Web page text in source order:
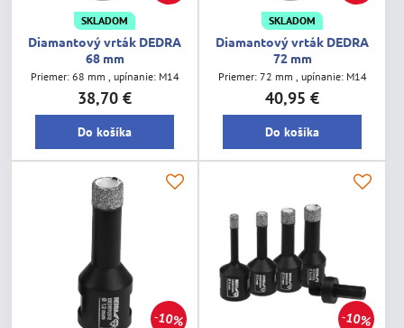
SKLADOM
Diamantový vrták DEDRA
68 mm
Priemer: 68 mm , upínanie: M14
38,70 €
Do košíka
SKLADOM
Diamantový vrták DEDRA
72 mm
Priemer: 72 mm , upínanie: M14
40,95 €
Do košíka
10% 10%